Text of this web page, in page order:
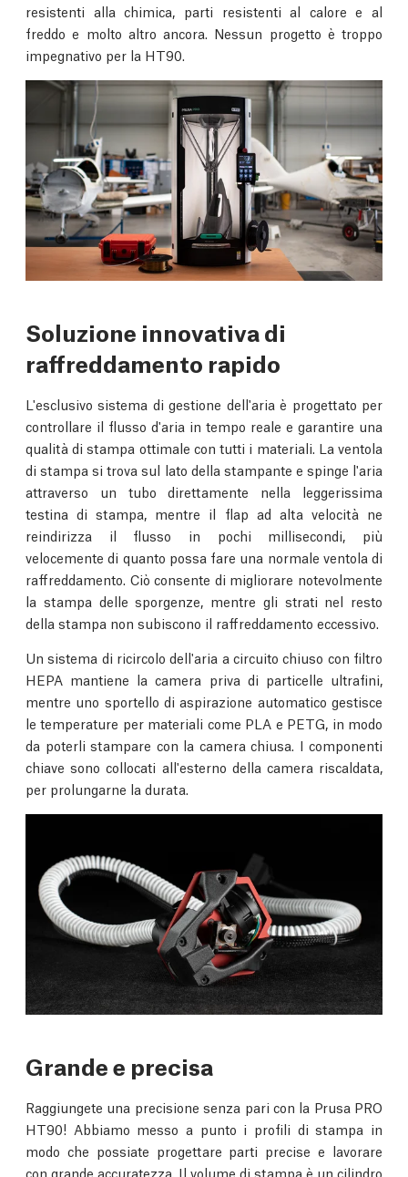
resistenti alla chimica, parti resistenti al calore e al
freddo e molto altro ancora. Nessun progetto è troppo
impegnativo per la HT90.
Soluzione innovativa di
raffreddamento rapido
L'esclusivo sistema di gestione dell'aria è progettato per
controllare il flusso d'aria in tempo reale e garantire una
qualità di stampa ottimale con tutti i materiali. La ventola
di stampa si trova sul lato della stampante e spinge l'aria
attraverso un tubo direttamente nella leggerissima
testina di stampa, mentre il flap ad alta velocità ne
reindirizza il flusso in pochi millisecondi, più
velocemente di quanto possa fare una normale ventola di
raffreddamento. Ciò consente di migliorare notevolmente
la stampa delle sporgenze, mentre gli strati nel resto
della stampa non subiscono il raffreddamento eccessivo.
Un sistema di ricircolo dell'aria a circuito chiuso con filtro
HEPA mantiene la camera priva di particelle ultrafini,
mentre uno sportello di aspirazione automatico gestisce
le temperature per materiali come PLA e PETG, in modo
da poterli stampare con la camera chiusa. I componenti
chiave sono collocati all'esterno della camera riscaldata,
per prolungarne la durata.
Grande e precisa
Raggiungete una precisione senza pari con la Prusa PRO
HT90! Abbiamo messo a punto i profili di stampa in
modo che possiate progettare parti precise e lavorare
con grande accuratezza. Il volume di stampa è un cilindro